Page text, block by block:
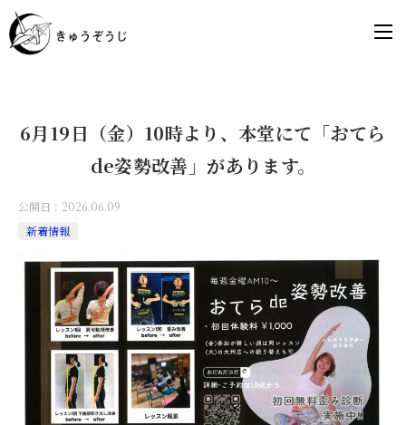
6月19日（金）10時より、本堂にて「おてら
de姿勢改善」があります。
公開日： 2026.06.09
新着情報